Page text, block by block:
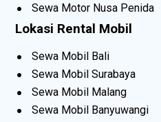
Sewa Motor Nusa Penida
Lokasi Rental Mobil
Sewa Mobil Bali
Sewa Mobil Surabaya
Sewa Mobil Malang
Sewa Mobil Banyuwangi